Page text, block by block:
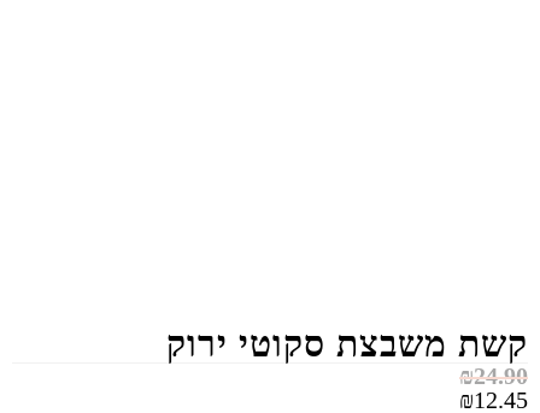
קשת משבצת סקוטי ירוק
₪24.90
₪12.45